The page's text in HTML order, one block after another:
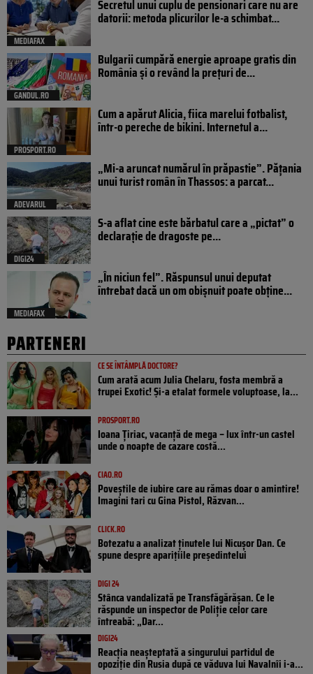
MEDIAFAX
Secretul unui cuplu de pensionari care nu are
datorii: metoda plicurilor le-a schimbat...
GANDUL.RO
Bulgarii cumpără energie aproape gratis din
România și o revând la prețuri de...
PROSPORT.RO
Cum a apărut Alicia, fiica marelui fotbalist,
într-o pereche de bikini. Internetul a...
ADEVARUL
„Mi-a aruncat numărul în prăpastie”. Pățania
unui turist român în Thassos: a parcat...
DIGI24
S-a aflat cine este bărbatul care a „pictat” o
declarație de dragoste pe...
MEDIAFAX
„În niciun fel”. Răspunsul unui deputat
întrebat dacă un om obișnuit poate obține...
PARTENERI
CE SE ÎNTÂMPLĂ DOCTORE?
Cum arată acum Julia Chelaru, fosta membră a
trupei Exotic! Și-a etalat formele voluptoase, la...
PROSPORT.RO
Ioana Țiriac, vacanță de mega – lux într-un castel
unde o noapte de cazare costă...
CIAO.RO
Poveştile de iubire care au rămas doar o amintire!
Imagini tari cu Gina Pistol, Răzvan...
CLICK.RO
Botezatu a analizat ținutele lui Nicușor Dan. Ce
spune despre aparițiile președintelui
DIGI 24
Stânca vandalizată pe Transfăgărășan. Ce le
răspunde un inspector de Poliție celor care
întreabă: „Dar...
DIGI24
Reacția neașteptată a singurului partidul de
opoziţie din Rusia după ce văduva lui Navalnîi i-a...